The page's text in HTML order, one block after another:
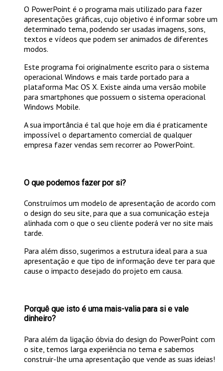
O PowerPoint é o programa mais utilizado para fazer
apresentações gráficas, cujo objetivo é informar sobre um
determinado tema, podendo ser usadas imagens, sons,
textos e vídeos que podem ser animados de diferentes
modos.
Este programa foi originalmente escrito para o sistema
operacional Windows e mais tarde portado para a
plataforma Mac OS X. Existe ainda uma versão mobile
para smartphones que possuem o sistema operacional
Windows Mobile.
A sua importância é tal que hoje em dia é praticamente
impossível o departamento comercial de qualquer
empresa fazer vendas sem recorrer ao PowerPoint.
O que podemos fazer por si?
Construímos um modelo de apresentação de acordo com
o design do seu site, para que a sua comunicação esteja
alinhada com o que o seu cliente poderá ver no site mais
tarde.
Para além disso, sugerimos a estrutura ideal para a sua
apresentação e que tipo de informação deve ter para que
cause o impacto desejado do projeto em causa.
Porquê que isto é uma mais-valia para si e vale
dinheiro?
Para além da ligação óbvia do design do PowerPoint com
o site, temos larga experiência no tema e sabemos
construir-lhe uma apresentação que vende as suas ideias!